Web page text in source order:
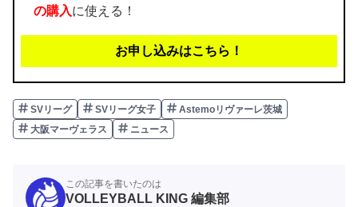
の購入に使える！
お申し込みはこちら！
SVリーグ SVリーグ女子
Astemoリヴァーレ茨城
大阪マーヴェラス
ニュース
この記事を書いたのは
VOLLEYBALL KING 編集部